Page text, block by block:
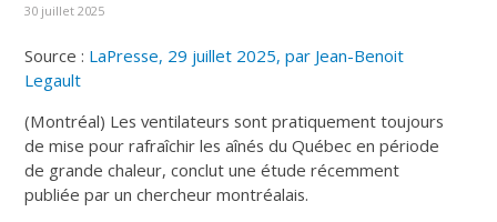
30 juillet 2025
Source : LaPresse, 29 juillet 2025, par Jean-Benoit
Legault
(Montréal) Les ventilateurs sont pratiquement toujours
de mise pour rafraîchir les aînés du Québec en période
de grande chaleur, conclut une étude récemment
publiée par un chercheur montréalais.